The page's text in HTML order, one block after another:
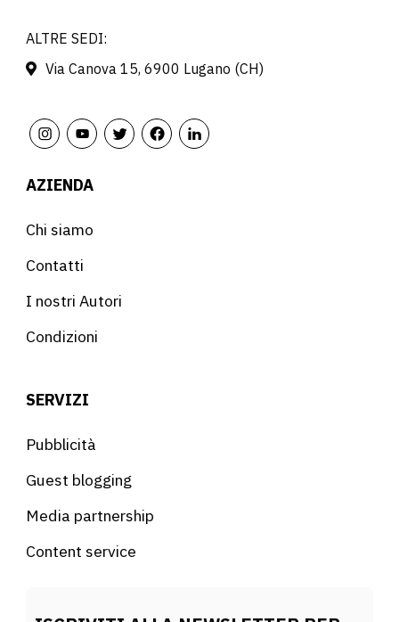
ALTRE SEDI:
Via Canova 15, 6900 Lugano (CH)
AZIENDA
Chi siamo
Contatti
I nostri Autori
Condizioni
SERVIZI
Pubblicità
Guest blogging
Media partnership
Content service